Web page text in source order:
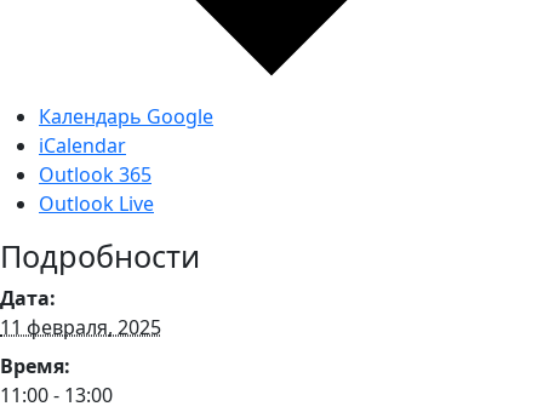
Календарь Google
iCalendar
Outlook 365
Outlook Live
Подробности
Дата:
11 февраля, 2025
Время:
11:00 - 13:00